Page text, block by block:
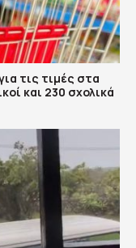
τις τιμές στα
και 230 σχολικά